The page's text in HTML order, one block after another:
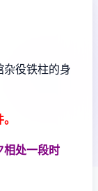
役铁柱的身
相处一段时